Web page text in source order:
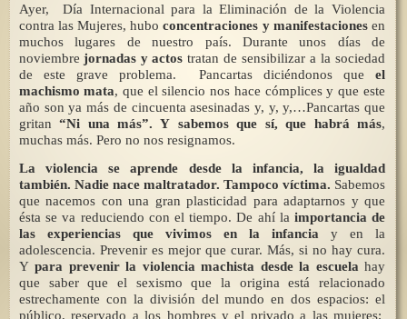
Ayer, Día Internacional para la Eliminación de la Violencia
contra las Mujeres, hubo concentraciones y manifestaciones en
muchos lugares de nuestro país. Durante unos días de
noviembre jornadas y actos tratan de sensibilizar a la sociedad
de este grave problema. Pancartas diciéndonos que el
machismo mata, que el silencio nos hace cómplices y que este
año son ya más de cincuenta asesinadas y, y, y,…Pancartas que
gritan “Ni una más”. Y sabemos que sí, que habrá más,
muchas más. Pero no nos resignamos.
La violencia se aprende desde la infancia, la igualdad
también. Nadie nace maltratador. Tampoco víctima. Sabemos
que nacemos con una gran plasticidad para adaptarnos y que
ésta se va reduciendo con el tiempo. De ahí la importancia de
las experiencias que vivimos en la infancia y en la
adolescencia. Prevenir es mejor que curar. Más, si no hay cura.
Y para prevenir la violencia machista desde la escuela hay
que saber que el sexismo que la origina está relacionado
estrechamente con la división del mundo en dos espacios: el
público, reservado a los hombres y el privado a las mujeres;